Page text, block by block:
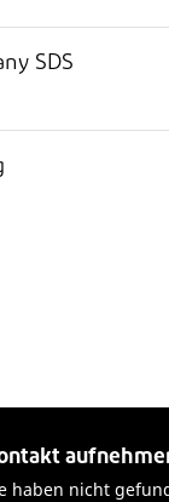
SDS
haben nicht